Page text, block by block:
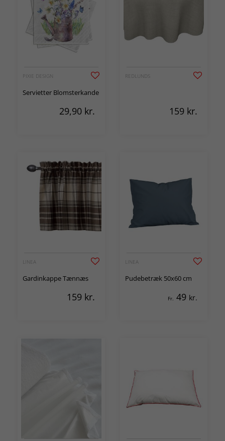
PIXIE DESIGN
Servietter Blomsterkande
29,90 kr.
REDLUNDS
159 kr.
LINEA
Gardinkappe Tænnæs
159 kr.
LINEA
Pudebetræk 50x60 cm
Fr. 49 kr.